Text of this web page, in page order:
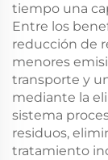
tiempo una
Entre los
reducción de
menores
transporte y
mediante la
sistema
residuos,
tratamiento